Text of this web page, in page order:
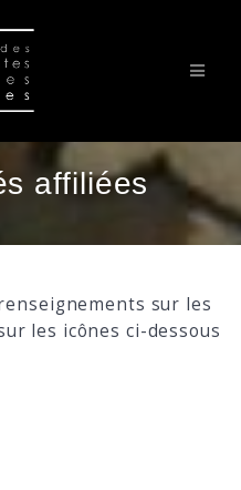
affiliées
sur les
les icônes ci-dessous